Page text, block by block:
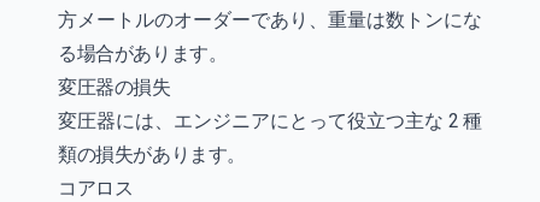
方メートルのオーダーであり、重量は数トンにな
る場合があります。
変圧器の損失
変圧器には、エンジニアにとって役立つ主な 2 種
類の損失があります。
コアロス